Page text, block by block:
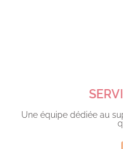
Une équipe dédiée au